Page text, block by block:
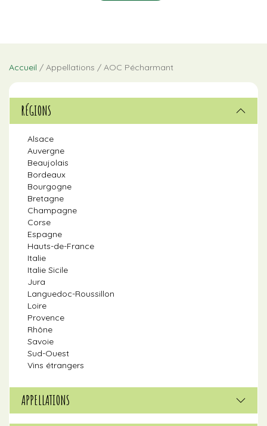
Accueil / Appellations / AOC Pécharmant
RÉGIONS
Alsace
Auvergne
Beaujolais
Bordeaux
Bourgogne
Bretagne
Champagne
Corse
Espagne
Hauts-de-France
Italie
Italie Sicile
Jura
Languedoc-Roussillon
Loire
Provence
Rhône
Savoie
Sud-Ouest
Vins étrangers
APPELLATIONS